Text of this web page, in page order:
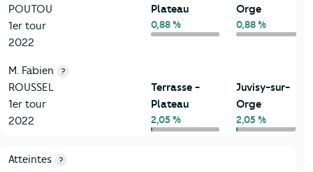
POUTOU
1er tour
2022
Plateau
0,88 %
Orge
0,88 %
M. Fabien
ROUSSEL
1er tour
2022
?
Terrasse -
Plateau
2,05 %
Juvisy-sur-
Orge
2,05 %
7-Sécurité
Critères
Atteintes
?